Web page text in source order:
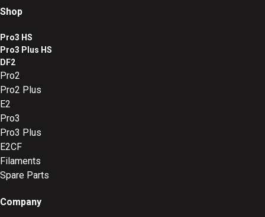
Shop
Pro3 HS
Pro3 Plus HS
DF2
Pro2
Pro2 Plus
E2
Pro3
Pro3 Plus
E2CF
Filaments
Spare Parts
Company